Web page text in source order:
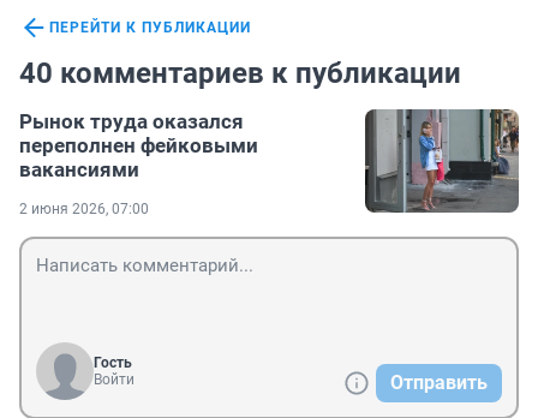
ПЕРЕЙТИ К ПУБЛИКАЦИИ
40 комментариев к публикации
Рынок труда оказался
переполнен фейковыми
вакансиями
2 июня 2026, 07:00
Гость
Войти
Отправить